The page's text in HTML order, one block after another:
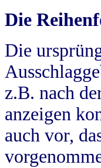
Die
Die
z.B. nach
anzeigen
auch vor,